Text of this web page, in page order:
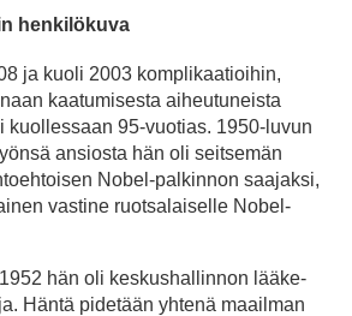
henkilökuva
ja kuoli 2003 komplikaatioihin,
kaatumisesta aiheutuneista
kuollessaan 95-vuotias. 1950-luvun
ansiosta hän oli seitsemän
Nobel-palkinnon saajaksi,
vastine ruotsalaiselle Nobel-
hän oli keskushallinnon lääke-
Häntä pidetään yhtenä maailman